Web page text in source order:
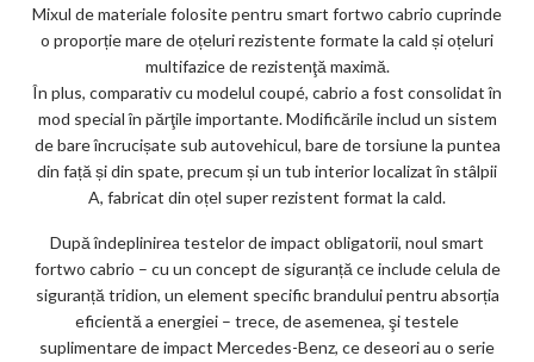
Mixul de materiale folosite pentru smart fortwo cabrio cuprinde
o proporție mare de oțeluri rezistente formate la cald și oțeluri
multifazice de rezistenţă maximă.
În plus, comparativ cu modelul coupé, cabrio a fost consolidat în
mod special în părţile importante. Modificările includ un sistem
de bare încrucișate sub autovehicul, bare de torsiune la puntea
din față și din spate, precum și un tub interior localizat în stâlpii
A, fabricat din oțel super rezistent format la cald.
După îndeplinirea testelor de impact obligatorii, noul smart
fortwo cabrio – cu un concept de siguranță ce include celula de
siguranță tridion, un element specific brandului pentru absorția
eficientă a energiei – trece, de asemenea, şi testele
suplimentare de impact Mercedes-Benz, ce deseori au o serie